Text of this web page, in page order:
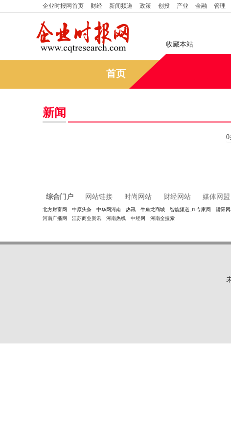
企业时报网首页 财经 新闻频道 政策 创投 产业 金融 管理
收藏本站
首页
新闻
0
综合门户 网站链接 时尚网站 财经网站 媒体网盟
北方财富网 中原头条 中华网河南 热讯 牛角龙商城 智能频道_IT专家网 骄阳
河南广播网
江苏商业资讯 河南热线 中经网 河南全搜索